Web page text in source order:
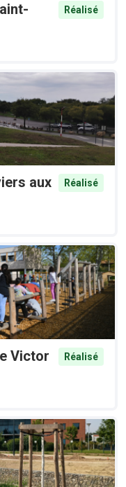
Réalisé
aux
Réalisé
Victor
Réalisé